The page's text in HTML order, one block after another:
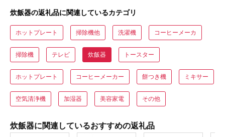
炊飯器の返礼品に関連しているカテゴリ
ホットプレート 掃除機他 洗濯機 コーヒーメーカ
掃除機 テレビ 炊飯器 トースター
ホットプレート コーヒーメーカー 餅つき機 ミキサー
空気清浄機 加湿器 美容家電 その他
炊飯器に関連しているおすすめの返礼品